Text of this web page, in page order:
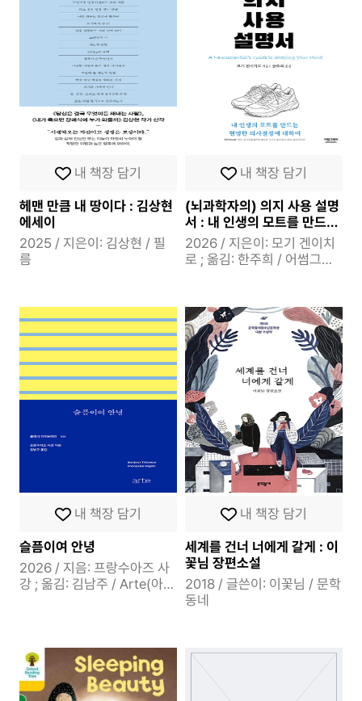
내 책장 담기
헤맨 만큼 내 땅이다 : 김상현
에세이
2025 / 지은이: 김상현 / 필
름
내 책장 담기
(뇌과학자의) 의지 사용 설명
서 : 내 인생의 모트를 만드는
현명한 의사결정에 대하여
2026 / 지은이: 모기 겐이치
로 ; 옮김: 한주희 / 어썸그레
내 책장 담기
슬픔이여 안녕
2026 / 지음: 프랑수아즈 사
강 ; 옮김: 김남주 / Arte(아르
내 책장 담기
세계를 건너 너에게 갈게 : 이
꽃님 장편소설
2018 / 글쓴이: 이꽃님 / 문학
동네